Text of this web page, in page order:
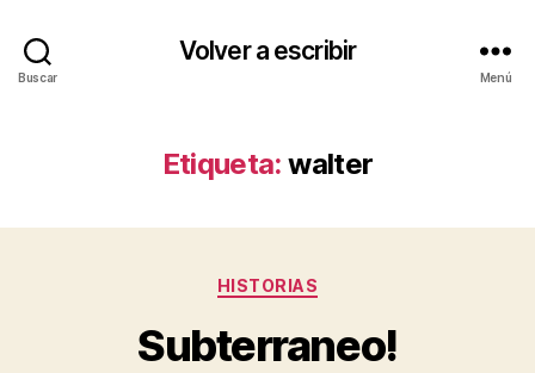
Buscar
Volver a escribir
Menú
Etiqueta: walter
Categorías
HISTORIAS
Subterraneo!